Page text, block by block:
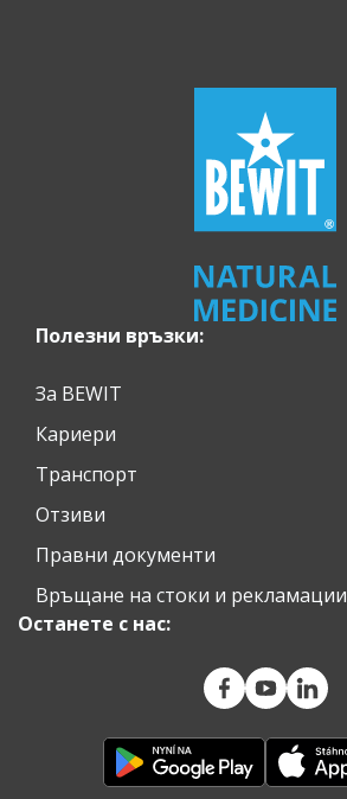
Полезни връзки:
За BEWIT
Кариери
Транспорт
Отзиви
Правни документи
Връщане на стоки и рекламации
Останете с нас: